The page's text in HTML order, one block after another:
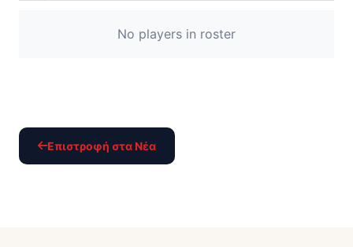
No players in roster
Επιστροφή στα Νέα